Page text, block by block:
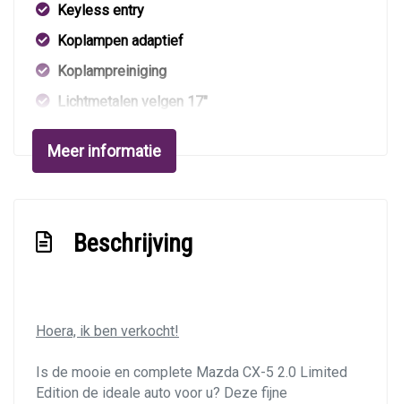
Keyless entry
Koplampen adaptief
Koplampreiniging
Lichtmetalen velgen 17"
Metaalkleur
Mistlampen voor
Trekhaak met afneembare kogel
Achterbank in delen neerklapbaar
Bagagedek
Bestuurdersstoel in hoogte verstelbaar
Meer informatie
Beschrijving
Hoera, ik ben verkocht!
Is de mooie en complete Mazda CX-5 2.0 Limited
Edition de ideale auto voor u? Deze fijne